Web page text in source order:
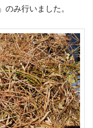
み行いました。